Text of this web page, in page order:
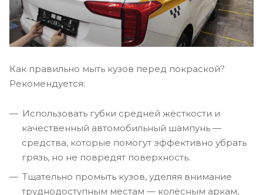
Как правильно мыть кузов перед покраской?
Рекомендуется:
Использовать губки средней жёсткости и
качественный автомобильный шампунь —
средства, которые помогут эффективно убрать
грязь, но не повредят поверхность.
Тщательно промыть кузов, уделяя внимание
труднодоступным местам — колёсным аркам,